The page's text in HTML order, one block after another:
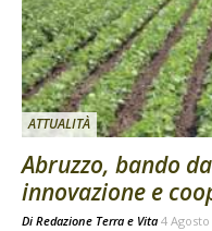
ATTUALITÀ
Abruzzo, bando
innovazione e
Di Redazione Terra e Vita 4 Agosto